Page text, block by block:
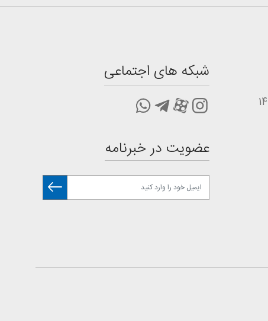
شبکه های اجتماعی
عضویت در خبرنامه